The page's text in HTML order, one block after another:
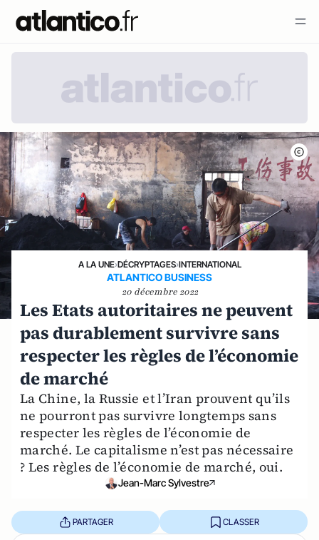
A LA UNE›DÉCRYPTAGES›INTERNATIONAL
ATLANTICO BUSINESS
20 décembre 2022
Les Etats autoritaires ne peuvent
pas durablement survivre sans
respecter les règles de l’économie
de marché
La Chine, la Russie et l’Iran prouvent qu’ils
ne pourront pas survivre longtemps sans
respecter les règles de l’économie de
marché. Le capitalisme n’est pas nécessaire
? Les règles de l’économie de marché, oui.
Jean-Marc Sylvestre
PARTAGER CLASSER